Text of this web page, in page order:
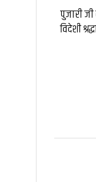
पुजारी
विदेशी